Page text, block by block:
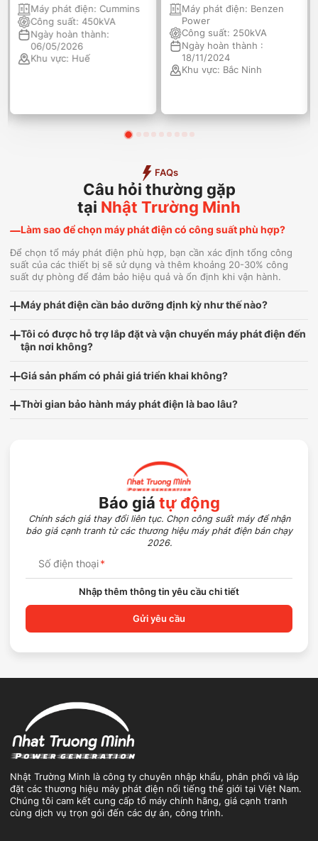
Máy phát điện: Cummins
Công suất:450kVA
Ngày hoàn thành:
06/05/2026
Khu vực: Huế
Máy phát điện: Benzen
Power
Công suất: 250kVA
Ngày hoàn thành :
18/11/2024
Khu vực: Bắc Ninh
FAQs
Câu hỏi thường gặp
tại Nhật Trường Minh
Làm sao để chọn máy phát điện có công suất phù hợp?
Để chọn tổ máy phát điện phù hợp, bạn cần xác định tổng công
suất của các thiết bị sẽ sử dụng và thêm khoảng 20-30% công
suất dự phòng để đảm bảo hiệu quả và ổn định khi vận hành.
Máy phát điện cần bảo dưỡng định kỳ như thế nào?
Tôi có được hỗ trợ lắp đặt và vận chuyển máy phát điện đến
tận nơi không?
Giá sản phẩm có phải giá triển khai không?
Thời gian bảo hành máy phát điện là bao lâu?
Báo giá tự động
Chính sách giá thay đổi liên tục. Chọn công suất máy để nhận
báo giá cạnh tranh từ các thương hiệu máy phát điện bán chạy
2026.
Số điện thoại*
Nhập thêm thông tin yêu cầu chi tiết
Gửi yêu cầu
Nhật Trường Minh là công ty chuyên nhập khẩu, phân phối và lắp
đặt các thương hiệu máy phát điện nổi tiếng thế giới tại Việt Nam.
Chúng tôi cam kết cung cấp tổ máy chính hãng, giá cạnh tranh
cùng dịch vụ trọn gói đến các dự án, công trình.